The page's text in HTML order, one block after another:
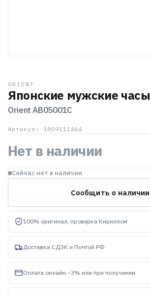
ORIENT
Японские мужские часы
OrientAB05001C
Артикул: 1809111464
Нет в наличии
Сейчас нет в наличии
Сообщить о наличии
100% оригинал, проверка Кириллом
Доставка СДЭК и Почтой РФ
Оплата онлайн −3% или при получении